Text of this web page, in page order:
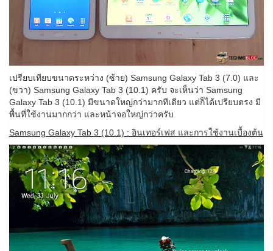
เปรียบเทียบขนาดระหว่าง (ซ้าย) Samsung Galaxy Tab 3 (7.0) และ
(ขวา) Samsung Galaxy Tab 3 (10.1) ครับ จะเห็นว่า Samsung
Galaxy Tab 3 (10.1) มีขนาดใหญ่กว่ามากทีเดียว แต่ก็ได้เปรียบตรง มี
พื้นที่ใช้งานมากกว่า และหน้าจอใหญ่กว่าครับ
Samsung Galaxy Tab 3 (10.1) : อินเทอร์เฟส และการใช้งานเบื้องต้น